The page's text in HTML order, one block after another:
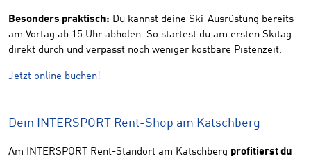
Besonders praktisch: Du kannst deine Ski-Ausrüstung bereits
am Vortag ab 15 Uhr abholen. So startest du am ersten Skitag
direkt durch und verpasst noch weniger kostbare Pistenzeit.
Jetzt online buchen!
Dein INTERSPORT Rent-Shop am Katschberg
Am INTERSPORT Rent-Standort am Katschberg profitierst du